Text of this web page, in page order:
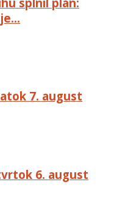
7. august
6. august